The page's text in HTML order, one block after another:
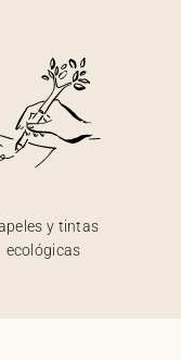
y tintas
ecológicas